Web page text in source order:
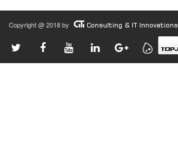
Copyright @ 2018 by Consulting & IT Innovations